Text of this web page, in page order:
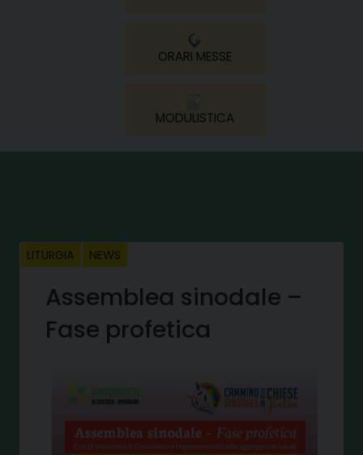
ORARI MESSE
MODULISTICA
LITURGIA NEWS
Assemblea sinodale –
Fase profetica